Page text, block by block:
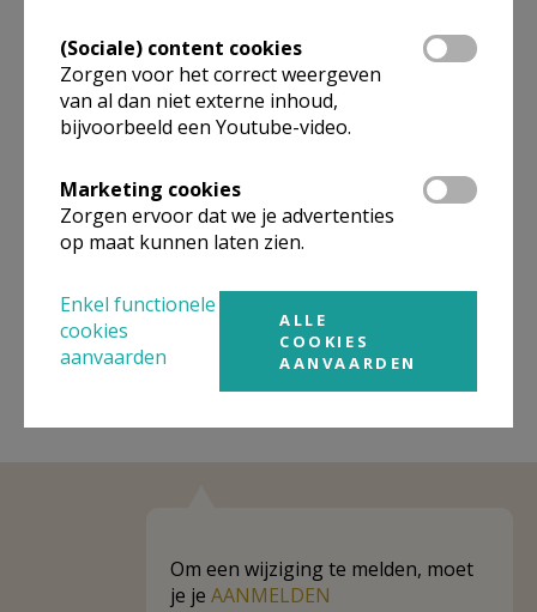
Organisatiestructuur
Niet gevonden wat je zocht? Hier vind je links naar de
onderliggende of gelijke niveau.
Behoort totJezuïeten
Om een wijziging te melden, moet
je je AANMELDEN
(Sociale) content cookies
Zorgen voor het correct weergeven
van al dan niet externe inhoud,
bijvoorbeeld een Youtube-video.
Marketing cookies
Zorgen ervoor dat we je advertenties
op maat kunnen laten zien.
Enkel functionele
cookies
aanvaarden
ALLE
COOKIES
AANVAARDEN